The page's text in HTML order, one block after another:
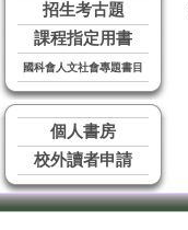
招生考古題
課程指定用書
國科會人文社會專題書目
個人書房
校外讀者申請